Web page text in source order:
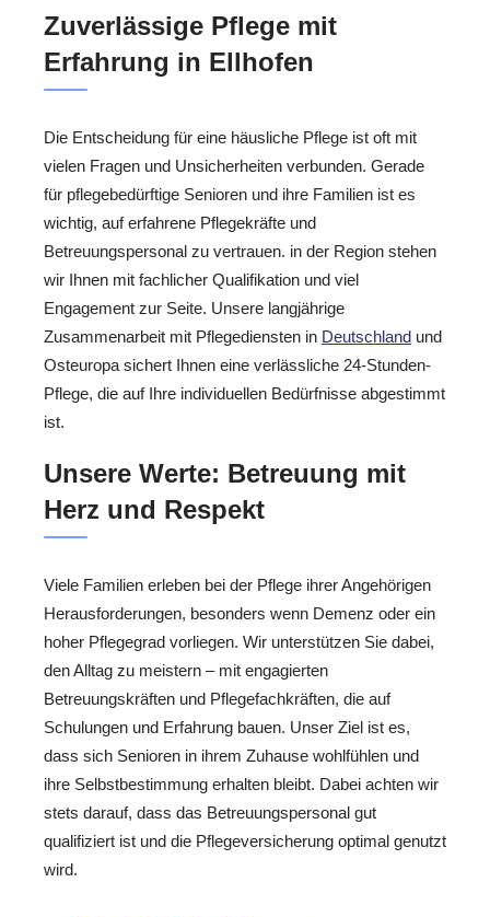
Zuverlässige Pflege mit
Erfahrung in Ellhofen
Die Entscheidung für eine häusliche Pflege ist oft mit
vielen Fragen und Unsicherheiten verbunden. Gerade
für pflegebedürftige Senioren und ihre Familien ist es
wichtig, auf erfahrene Pflegekräfte und
Betreuungspersonal zu vertrauen. in der Region stehen
wir Ihnen mit fachlicher Qualifikation und viel
Engagement zur Seite. Unsere langjährige
Zusammenarbeit mit Pflegediensten in Deutschland und
Osteuropa sichert Ihnen eine verlässliche 24-Stunden-
Pflege, die auf Ihre individuellen Bedürfnisse abgestimmt
ist.
Unsere Werte: Betreuung mit
Herz und Respekt
Viele Familien erleben bei der Pflege ihrer Angehörigen
Herausforderungen, besonders wenn Demenz oder ein
hoher Pflegegrad vorliegen. Wir unterstützen Sie dabei,
den Alltag zu meistern – mit engagierten
Betreuungskräften und Pflegefachkräften, die auf
Schulungen und Erfahrung bauen. Unser Ziel ist es,
dass sich Senioren in ihrem Zuhause wohlfühlen und
ihre Selbstbestimmung erhalten bleibt. Dabei achten wir
stets darauf, dass das Betreuungspersonal gut
qualifiziert ist und die Pflegeversicherung optimal genutzt
wird.